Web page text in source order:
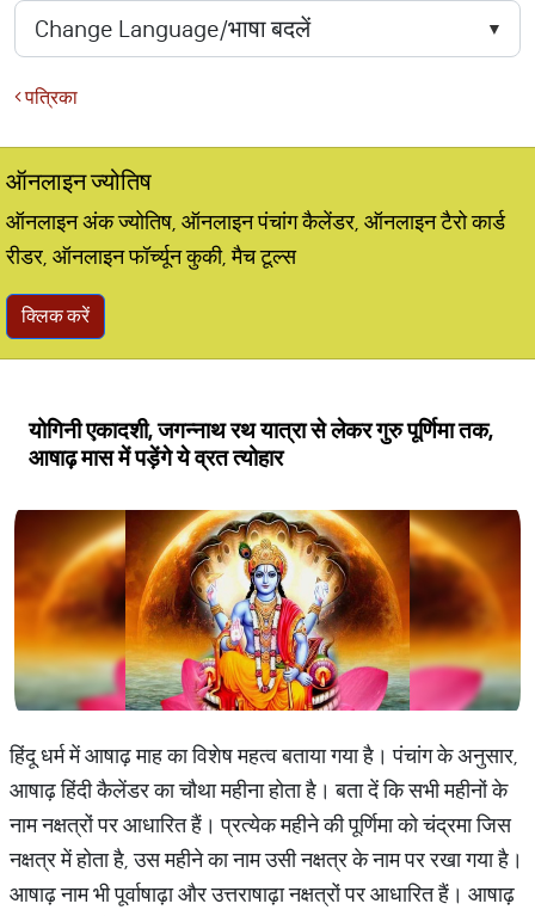
पत्रिका
ऑनलाइन ज्योतिष
ऑनलाइन अंक ज्योतिष, ऑनलाइन पंचांग कैलेंडर, ऑनलाइन टैरो कार्ड
रीडर, ऑनलाइन फॉर्च्यून कुकी, मैच टूल्स
क्लिक करें
योगिनी एकादशी, जगन्नाथ रथ यात्रा से लेकर गुरु पूर्णिमा तक,
आषाढ़ मास में पड़ेंगे ये व्रत त्योहार
हिंदू धर्म में आषाढ़ माह का विशेष महत्व बताया गया है। पंचांग के अनुसार,
आषाढ़ हिंदी कैलेंडर का चौथा महीना होता है। बता दें कि सभी महीनों के
नाम नक्षत्रों पर आधारित हैं। प्रत्येक महीने की पूर्णिमा को चंद्रमा जिस
नक्षत्र में होता है, उस महीने का नाम उसी नक्षत्र के नाम पर रखा गया है।
आषाढ़ नाम भी पूर्वाषाढ़ा और उत्तराषाढ़ा नक्षत्रों पर आधारित हैं। आषाढ़